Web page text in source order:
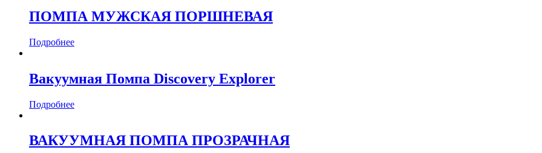
ПОМПА МУЖСКАЯ ПОРШНЕВАЯ
Подробнее
Вакуумная Помпа Discovery Explorer
Подробнее
ВАКУУМНАЯ ПОМПА ПРОЗРАЧНАЯ